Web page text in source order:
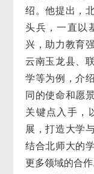
绍。他提出，
头兵，一直以
兴，助力教育
云南玉龙县、
学等为例，介
同的使命和愿
关键点入手，
展，打造大学
结合北师大的
更多领域的合作